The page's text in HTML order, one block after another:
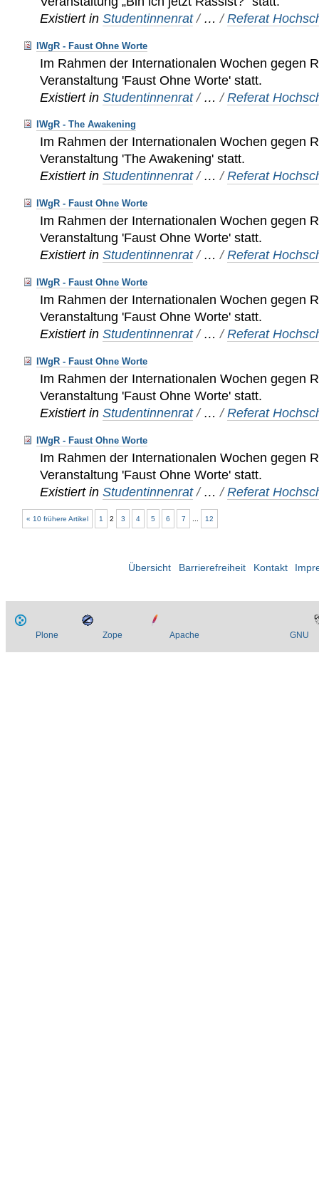
Existiert in Studentinnenrat / …/Referat
IWgR - Faust Ohne Worte
Im Rahmen der Internationalen Wochen gegen
Veranstaltung 'Faust Ohne Worte' statt.
Existiert in Studentinnenrat / …/Referat
IWgR - The Awakening
Im Rahmen der Internationalen Wochen gegen
Veranstaltung 'The Awakening' statt.
Existiert in Studentinnenrat / …/Referat
IWgR - Faust Ohne Worte
Im Rahmen der Internationalen Wochen gegen
Veranstaltung 'Faust Ohne Worte' statt.
Existiert in Studentinnenrat / …/Referat
IWgR - Faust Ohne Worte
Im Rahmen der Internationalen Wochen gegen
Veranstaltung 'Faust Ohne Worte' statt.
Existiert in Studentinnenrat / …/Referat
IWgR - Faust Ohne Worte
Im Rahmen der Internationalen Wochen gegen
Veranstaltung 'Faust Ohne Worte' statt.
Existiert in Studentinnenrat / …/Referat
IWgR - Faust Ohne Worte
Im Rahmen der Internationalen Wochen gegen
Veranstaltung 'Faust Ohne Worte' statt.
Existiert in Studentinnenrat / …/Referat
« 10 frühere Artikel 1 2 3 4 5 6 7 12
Übersicht Barrierefreiheit Kontakt
Plone Zope Apache GNU